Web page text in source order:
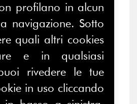
-Eventi
pausa estiva,
dopo la
profilano in alcun
navigazione. Sotto
quali altri cookies
e in qualsiasi
rivedere le tue
in uso cliccando